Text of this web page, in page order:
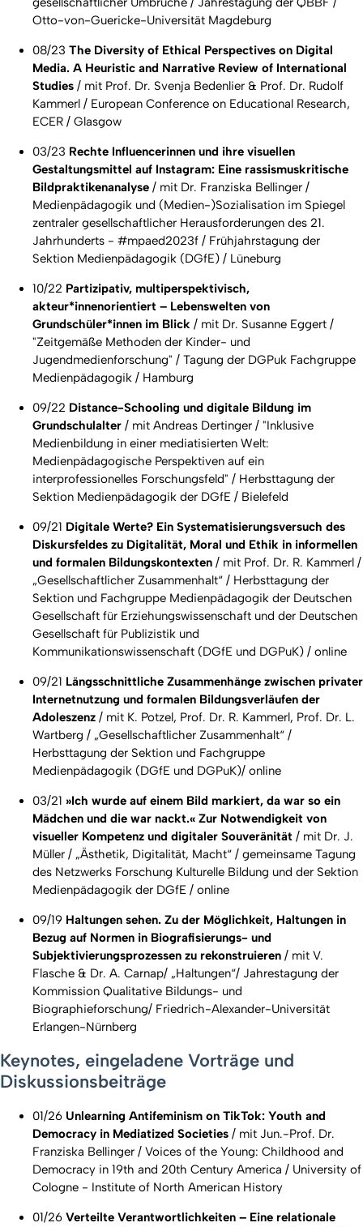
Otto-von-Guericke-Universität Magdeburg
08/23 The Diversity of Ethical Perspectives on Digital
Media. A Heuristic and Narrative Review of International
Studies / mit Prof. Dr. Svenja Bedenlier & Prof. Dr. Rudolf
Kammerl / European Conference on Educational Research,
ECER / Glasgow
03/23 Rechte Influencerinnen und ihre visuellen
Gestaltungsmittel auf Instagram: Eine rassismuskritische
Bildpraktikenanalyse / mit Dr. Franziska Bellinger /
Medienpädagogik und (Medien-)Sozialisation im Spiegel
zentraler gesellschaftlicher Herausforderungen des 21.
Jahrhunderts - #mpaed2023f / Frühjahrstagung der
Sektion Medienpädagogik (DGfE) / Lüneburg
10/22 Partizipativ, multiperspektivisch,
akteur*innenorientiert – Lebenswelten von
Grundschüler*innen im Blick / mit Dr. Susanne Eggert /
"Zeitgemäße Methoden der Kinder- und
Jugendmedienforschung" / Tagung der DGPuk Fachgruppe
Medienpädagogik / Hamburg
09/22 Distance-Schooling und digitale Bildung im
Grundschulalter / mit Andreas Dertinger / "Inklusive
Medienbildung in einer mediatisierten Welt:
Medienpädagogische Perspektiven auf ein
interprofessionelles Forschungsfeld" / Herbsttagung der
Sektion Medienpädagogik der DGfE / Bielefeld
09/21 Digitale Werte? Ein Systematisierungsversuch des
Diskursfeldes zu Digitalität, Moral und Ethik in informellen
und formalen Bildungskontexten / mit Prof. Dr. R. Kammerl /
„Gesellschaftlicher Zusammenhalt“ / Herbsttagung der
Sektion und Fachgruppe Medienpädagogik der Deutschen
Gesellschaft für Erziehungswissenschaft und der Deutschen
Gesellschaft für Publizistik und
Kommunikationswissenschaft (DGfE und DGPuK) / online
09/21 Längsschnittliche Zusammenhänge zwischen privater
Internetnutzung und formalen Bildungsverläufen der
Adoleszenz / mit K. Potzel, Prof. Dr. R. Kammerl, Prof. Dr. L.
Wartberg / „Gesellschaftlicher Zusammenhalt“ /
Herbsttagung der Sektion und Fachgruppe
Medienpädagogik (DGfE und DGPuK)/ online
03/21 »Ich wurde auf einem Bild markiert, da war so ein
Mädchen und die war nackt.« Zur Notwendigkeit von
visueller Kompetenz und digitaler Souveränität / mit Dr. J.
Müller / „Ästhetik, Digitalität, Macht“ / gemeinsame Tagung
des Netzwerks Forschung Kulturelle Bildung und der Sektion
Medienpädagogik der DGfE / online
09/19 Haltungen sehen. Zu der Möglichkeit, Haltungen in
Bezug auf Normen in Biografisierungs- und
Subjektivierungsprozessen zu rekonstruieren / mit V.
Flasche & Dr. A. Carnap/ „Haltungen“/ Jahrestagung der
Kommission Qualitative Bildungs- und
Biographieforschung/ Friedrich-Alexander-Universität
Erlangen-Nürnberg
Keynotes, eingeladene Vorträge und
Diskussionsbeiträge
01/26 Unlearning Antifeminism on TikTok: Youth and
Democracy in Mediatized Societies / mit Jun.-Prof. Dr.
Franziska Bellinger / Voices of the Young: Childhood and
Democracy in 19th and 20th Century America / University of
Cologne - Institute of North American History
01/26 Verteilte Verantwortlichkeiten – Eine relationale